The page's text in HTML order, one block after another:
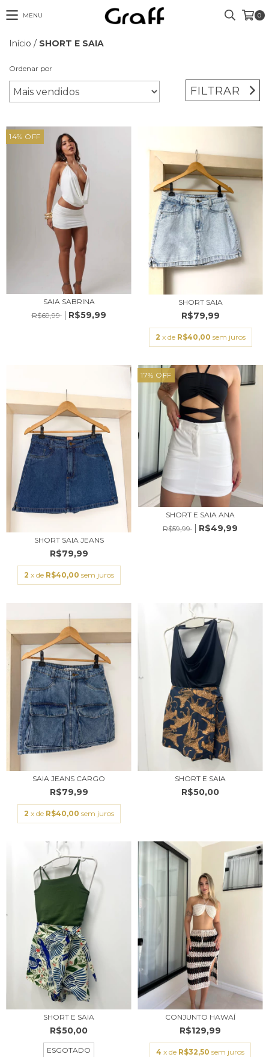
MENU 0
Início / SHORT E SAIA
Ordenar por
FILTRAR
14% OFF
SAIA SABRINA
R$69,99
R$59,99
SHORT SAIA
R$79,99
2 x de R$40,00 sem juros
SHORT SAIA JEANS
R$79,99
2 x de R$40,00 sem juros
17% OFF
SHORT E SAIA ANA
R$59,99
R$49,99
SAIA JEANS CARGO
R$79,99
2 x de R$40,00 sem juros
SHORT E SAIA
R$50,00
SHORT E SAIA
R$50,00
ESGOTADO
CONJUNTO HAWAÍ
R$129,99
4 x de R$32,50 sem juros